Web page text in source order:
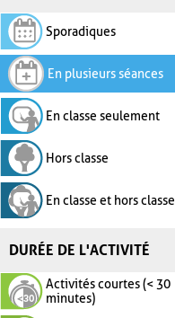
Sporadiques
En plusieurs séances
En classe seulement
Hors classe
En classe et hors classe
DURÉE DE L'ACTIVITÉ
Activités courtes (< 30
minutes)